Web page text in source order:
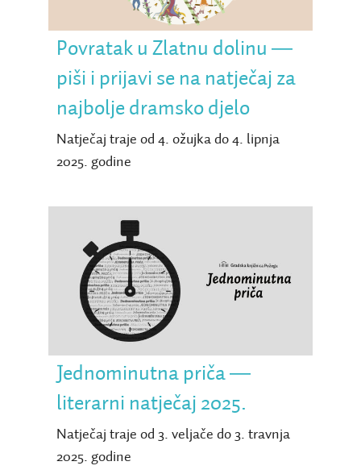
dramsko djelo
Povratak u Zlatnu dolinu ―
piši i prijavi se na natječaj za
najbolje dramsko djelo
Natječaj traje od 4. ožujka do 4. lipnja
2025. godine
Jednominutna priča ―
literarni natječaj 2025.
Jednominutna priča ―
literarni natječaj 2025.
Natječaj traje od 3. veljače do 3. travnja
2025. godine